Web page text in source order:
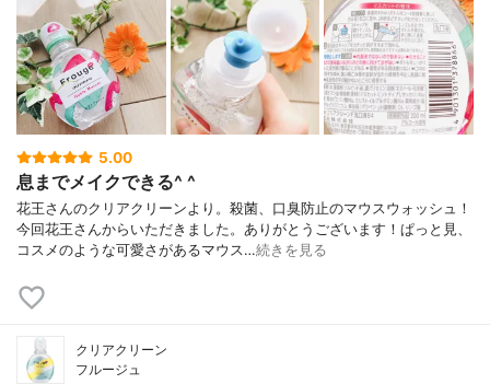
5.00
息までメイクできる^ ^
花王さんのクリアクリーンより。殺菌、口臭防止のマウスウォッシュ！
今回花王さんからいただきました。ありがとうございます！ぱっと見、
コスメのような可愛さがあるマウス…続きを見る
クリアクリーン
フルージュ